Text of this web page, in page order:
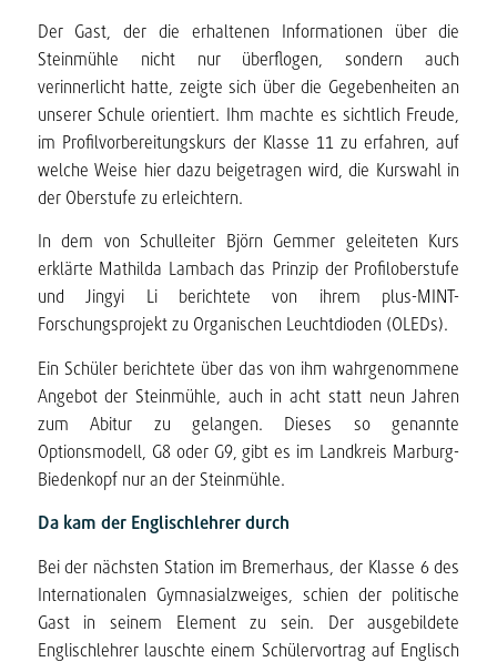
Der Gast, der die erhaltenen Informationen über die
Steinmühle nicht nur überflogen, sondern auch
verinnerlicht hatte, zeigte sich über die Gegebenheiten an
unserer Schule orientiert. Ihm machte es sichtlich Freude,
im Profilvorbereitungskurs der Klasse 11 zu erfahren, auf
welche Weise hier dazu beigetragen wird, die Kurswahl in
der Oberstufe zu erleichtern.
In dem von Schulleiter Björn Gemmer geleiteten Kurs
erklärte Mathilda Lambach das Prinzip der Profiloberstufe
und Jingyi Li berichtete von ihrem plus-MINT-
Forschungsprojekt zu Organischen Leuchtdioden (OLEDs).
Ein Schüler berichtete über das von ihm wahrgenommene
Angebot der Steinmühle, auch in acht statt neun Jahren
zum Abitur zu gelangen. Dieses so genannte
Optionsmodell, G8 oder G9, gibt es im Landkreis Marburg-
Biedenkopf nur an der Steinmühle.
Da kam der Englischlehrer durch
Bei der nächsten Station im Bremerhaus, der Klasse 6 des
Internationalen Gymnasialzweiges, schien der politische
Gast in seinem Element zu sein. Der ausgebildete
Englischlehrer lauschte einem Schülervortrag auf Englisch